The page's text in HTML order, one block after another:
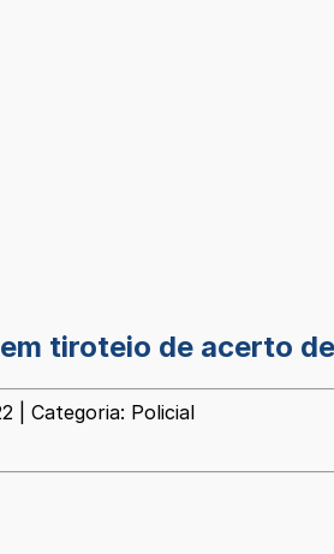
tiroteio de acerto
| Categoria: Policial